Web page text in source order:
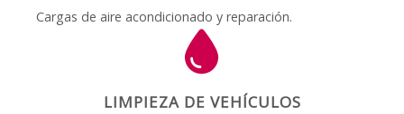
Cargas de aire acondicionado y reparación.
LIMPIEZA DE VEHÍCULOS